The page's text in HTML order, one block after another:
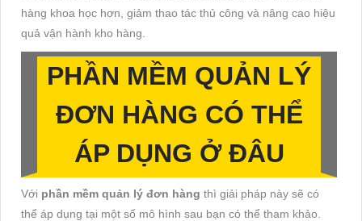
hàng khoa học hơn, giảm thao tác thủ công và nâng cao hiệu
quả vận hành kho hàng.
PHẦN MỀM QUẢN LÝ
ĐƠN HÀNG CÓ THỂ
ÁP DỤNG Ở ĐÂU
Với phần mềm quản lý đơn hàng thì giải pháp này sẽ có
thể áp dụng tại một số mô hình sau bạn có thể tham khảo.